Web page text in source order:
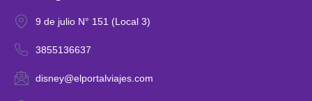
9 de julio N° 151 (Local 3)
3855136637
disney@elportalviajes.com